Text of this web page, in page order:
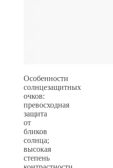
Особенности
солнцезащитных
очков:
превосходная
защита
от
бликов
солнца;
высокая
степень